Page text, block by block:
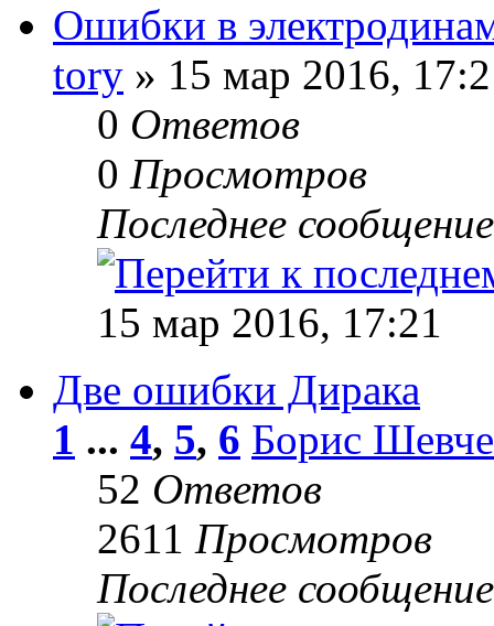
Ошибки в
tory » 15 мар 2016,
0 Ответов
0 Просмотров
Последнее
15 мар 2016, 17:21
Две ошибки Дирака
1 ... 4, 5, 6 Борис
52 Ответов
2611 Просмотров
Последнее